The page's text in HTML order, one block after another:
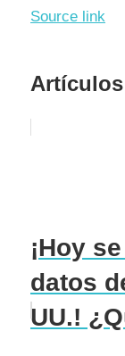
Source link
¡Hoy
datos
UU.!